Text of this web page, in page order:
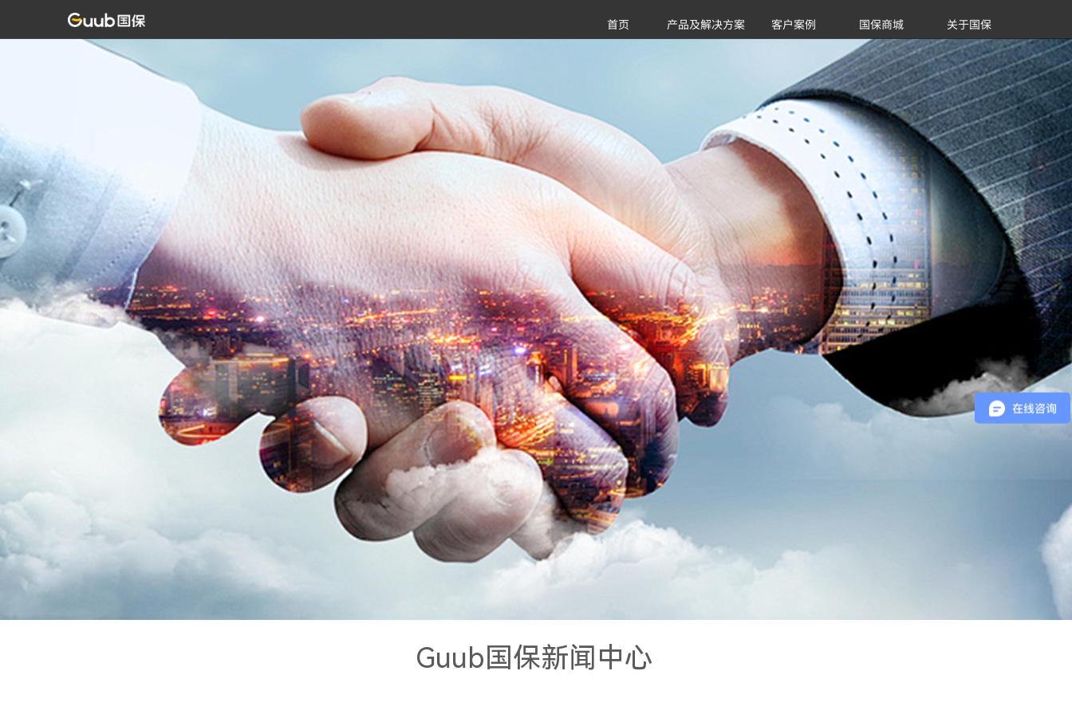
首页 产品及解决方案 客户案例 国保商城 关于国保
Guub国保新闻中心